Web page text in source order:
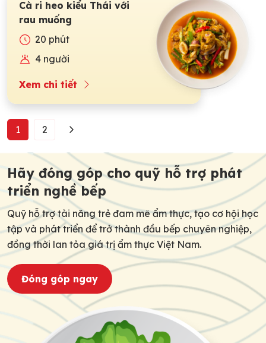
Cà ri heo kiểu Thái với
rau muống
20 phút
4 người
Xem chi tiết
1 2
Hãy đóng góp cho quỹ hỗ trợ phát
triển nghề bếp
Quỹ hỗ trợ tài năng trẻ đam mê ẩm thực, tạo cơ hội học
tập và phát triển để trở thành đầu bếp chuyên nghiệp,
đồng thời lan tỏa giá trị ẩm thực Việt Nam.
Đóng góp ngay